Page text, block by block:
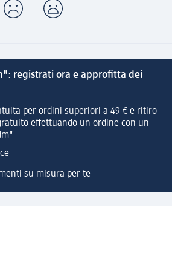
registrati ora e approfitta dei
per ordini superiori a 49 € e ritiro
effettuando un ordine con un
su misura per te